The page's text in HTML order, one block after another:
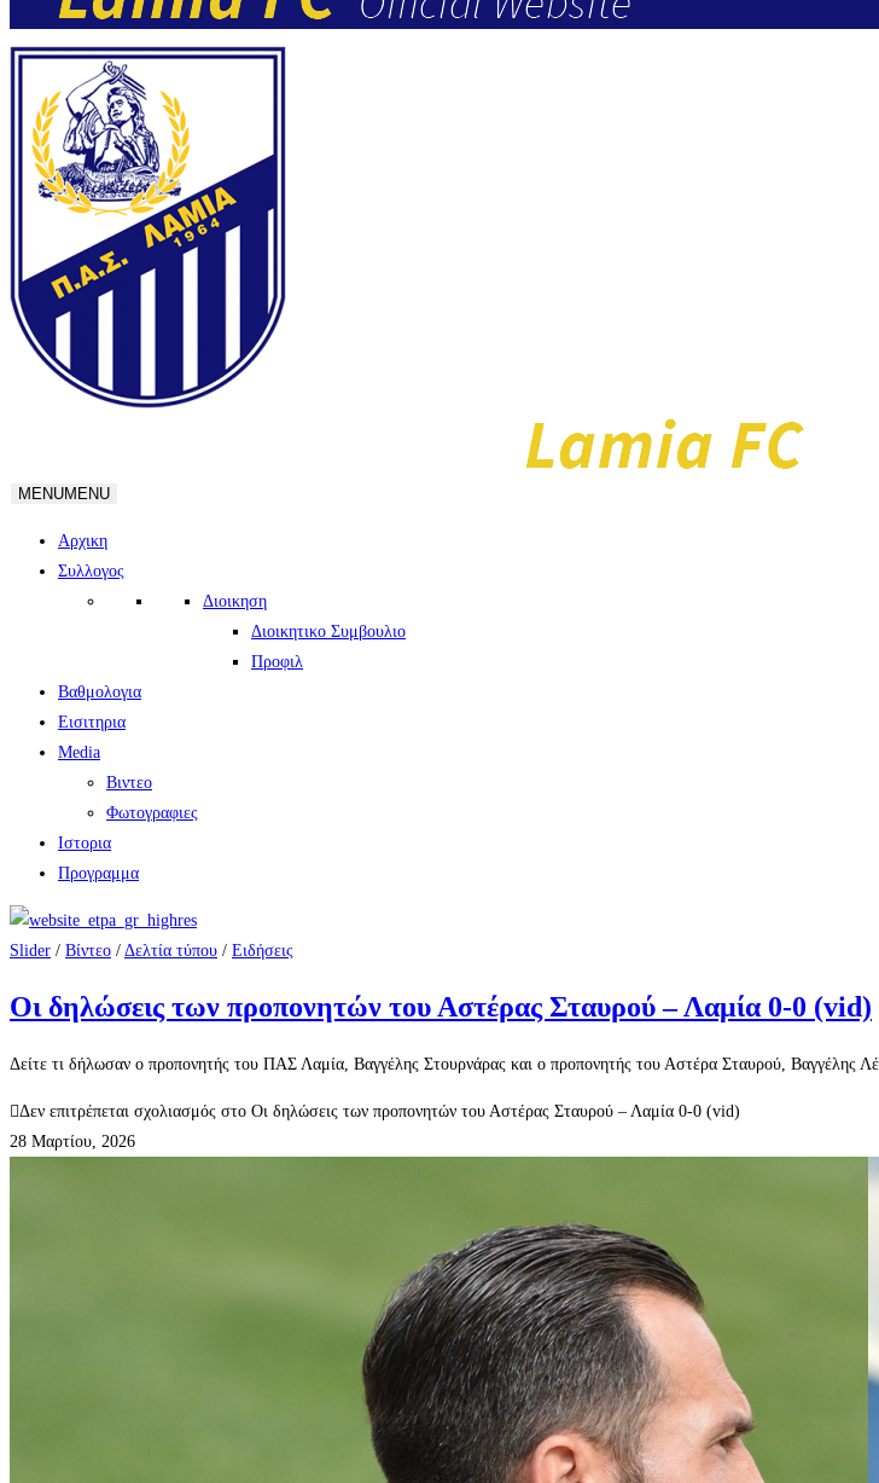
MENUMENU
Αρχικη
Συλλογος
Διοικηση
Διοικητικο Συμβουλιο
Προφιλ
Βαθμολογια
Εισιτηρια
Media
Βιντεο
Φωτογραφιες
Ιστορια
Πρoγραμμα
Slider / Βίντεο / Δελτία τύπου / Ειδήσεις
Οι δηλώσεις των προπονητών του Αστέρας Σταυρού – Λαμία 0-0 (vid)
Δείτε τι δήλωσαν ο προπονητής του ΠΑΣ Λαμία, Βαγγέλης Στουρνάρας και ο προπονητής του Αστέρα Σταυρού,
Δεν επιτρέπεται σχολιασμός στο Οι δηλώσεις των προπονητών του Αστέρας Σταυρού – Λαμία 0-0 (vid)
28 Μαρτίου, 2026